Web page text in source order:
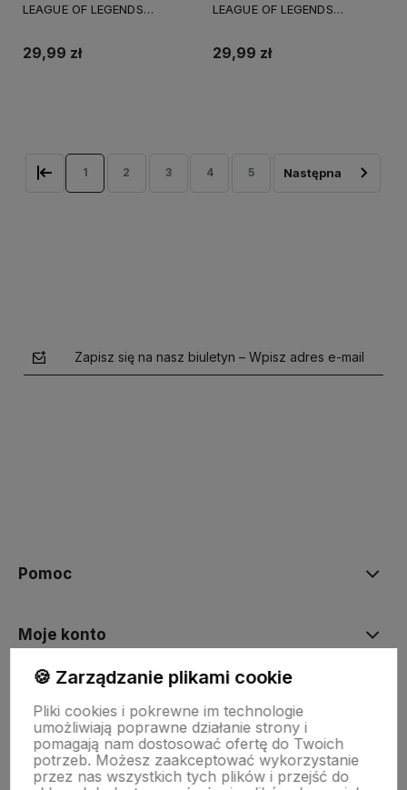
LEAGUE OF LEGENDS
29,99 zł
LEAGUE OF LEGENDS
29,99 zł
1 2 3 4 5
Zapisz się na nasz biuletyn – Wpisz adres e-mail
Pomoc
Moje konto
O nas
🍪 Zarządzanie plikami cookie
Pliki cookies i pokrewne im technologie
umożliwiają poprawne działanie strony i
pomagają nam dostosować ofertę do Twoich
potrzeb. Możesz zaakceptować wykorzystanie
przez nas wszystkich tych plików i przejść do